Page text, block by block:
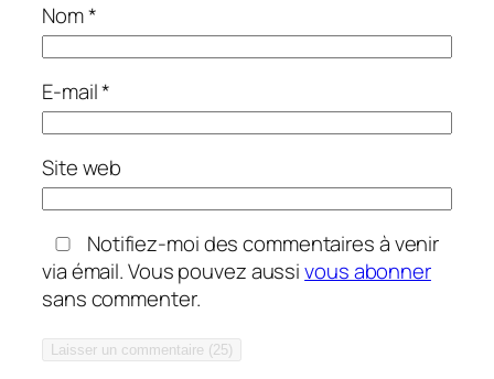
Nom*
E-mail*
Site web
Notifiez-moi des commentaires à venir
via émail. Vous pouvez aussivous abonner
sans commenter.